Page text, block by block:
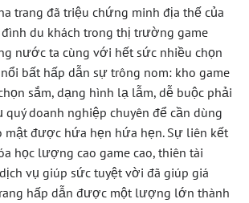
trang đã triệu chứng minh địa thế của
du khách trong thị trường game
nước ta cùng với hết sức nhiều chọn
bất hấp dẫn sự trông nom: kho game
sắm, dạng hình lạ lẫm, dễ buộc phải
quý doanh nghiệp chuyên để cần dùng
mật được hứa hẹn hứa hẹn. Sự liên kết
học lượng cao game cao, thiên tài
vụ giúp sức tuyệt vời đã giúp giá
hấp dẫn được một lượng lớn thành